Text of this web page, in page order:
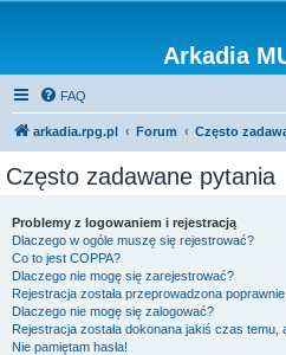
Arkadia
FAQ
arkadia.rpg.pl Forum Często
Często zadawane pytania
Problemy z logowaniem i rejestracją
Dlaczego w ogóle muszę się rejestrować?
Co to jest COPPA?
Dlaczego nie mogę się zarejestrować?
Rejestracja została przeprowadzona
Dlaczego nie mogę się zalogować?
Rejestracja została dokonana jakiś czas temu,
Nie pamiętam hasła!